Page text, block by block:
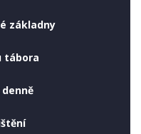
základny
tábora